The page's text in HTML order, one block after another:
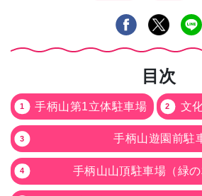
目次
手柄山第1立体駐車場 文
手柄山遊園前駐
手柄山山頂駐車場（緑の